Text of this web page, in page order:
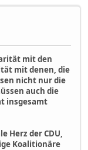
mit den
mit denen, die
nicht nur die
auch die
insgesamt
Herz der CDU,
Koalitionäre